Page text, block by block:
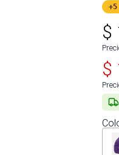
+5
$
$